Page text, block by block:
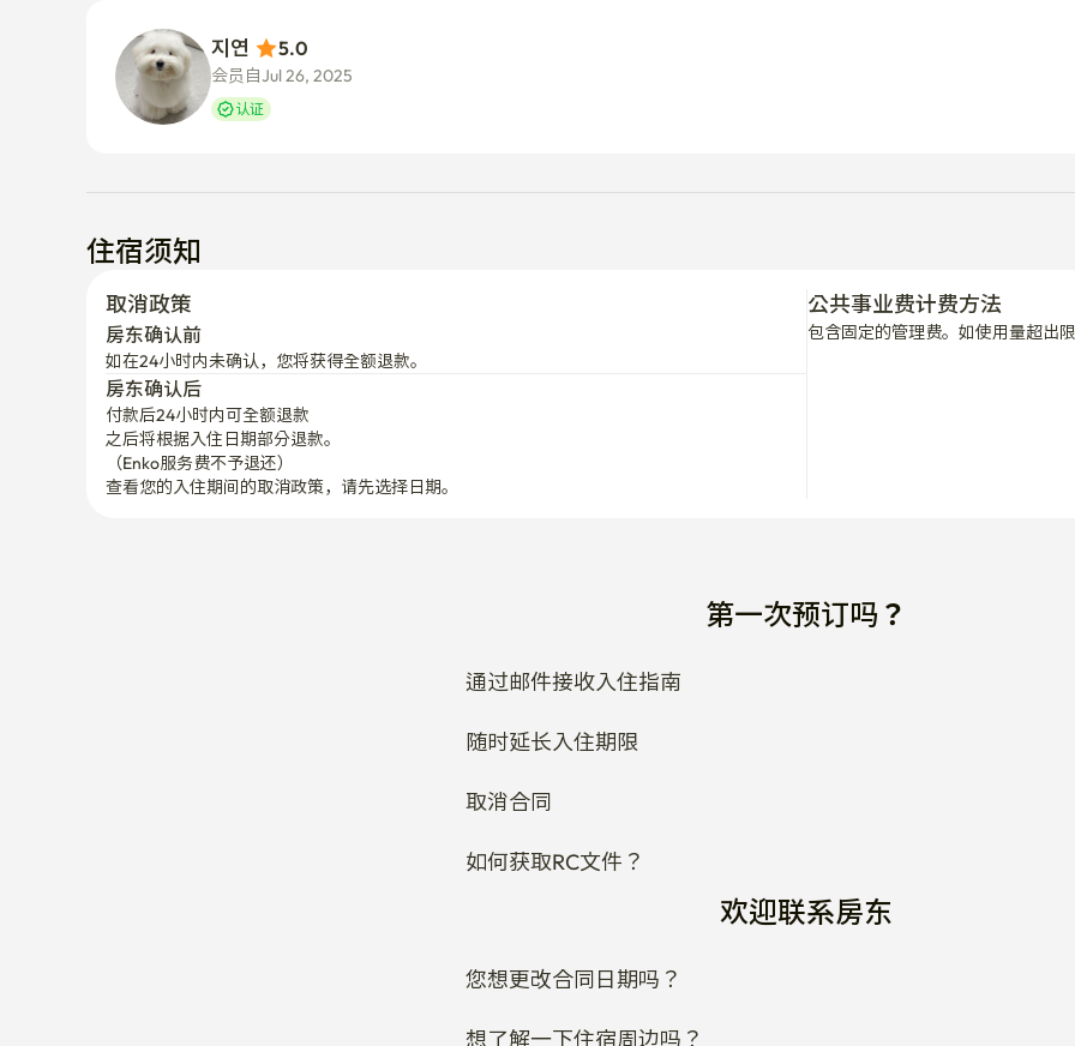
5.0
会员自Jul 26, 2025
认证
住宿须知
取消政策
房东确认前
如在24小时内未确认，您将获得全额退款。
房东确认后
付款后24小时内可全额退款
之后将根据入住日期部分退款。
（Enko服务费不予退还）
查看您的入住期间的取消政策，请先选择日期。
公共事业费计费方法
包含固定的管理费。如使用量超出
第一次预订吗？
通过邮件接收入住指南
随时延长入住期限
取消合同
如何获取RC文件？
欢迎联系房东
您想更改合同日期吗？
想了解一下住宿周边吗？